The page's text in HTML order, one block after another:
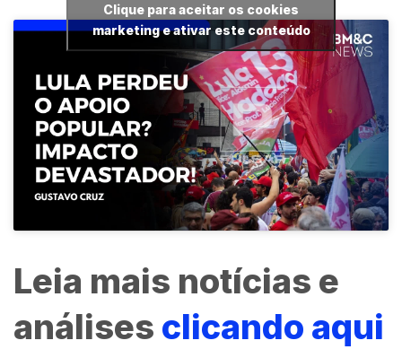
Clique para aceitar os cookies
marketing e ativar este conteúdo
Leia mais notícias e
análises clicando aqui